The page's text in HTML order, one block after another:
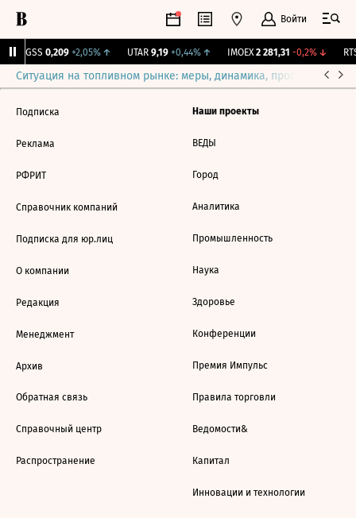
Войти
RGSS 0,209 +2,05%↑ UTAR 9,19 +0,44%↑ IMOEX 2 281,31 -0,2%↓
Ситуация на топливном рынке: меры, динамика, прогнозы
Подписка
Реклама
РФРИТ
Справочник компаний
Подписка для юр.лиц
О компании
Редакция
Менеджмент
Архив
Обратная связь
Справочный центр
Распространение
Наши проекты
ВЕДЫ
Город
Аналитика
Промышленность
Наука
Здоровье
Конференции
Премия Импульс
Правила торговли
Ведомости&
Капитал
Инновации и технологии